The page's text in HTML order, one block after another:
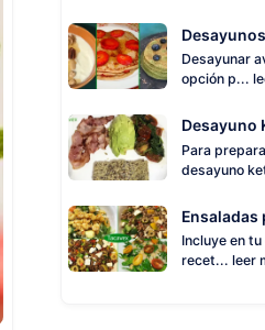
Desayunar
opción p...
Desayuno
Para
desayuno
Ensaladas
Incluye en
recet... leer